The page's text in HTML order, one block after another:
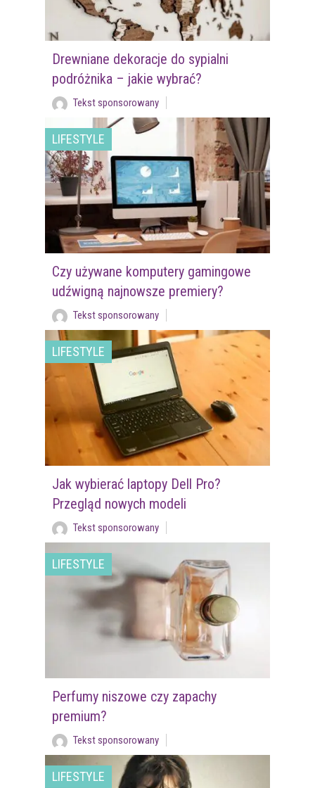
Drewniane dekoracje do sypialni
podróżnika – jakie wybrać?
Tekst sponsorowany
LIFESTYLE
Czy używane komputery gamingowe
udźwigną najnowsze premiery?
Tekst sponsorowany
LIFESTYLE
Jak wybierać laptopy Dell Pro?
Przegląd nowych modeli
Tekst sponsorowany
LIFESTYLE
Perfumy niszowe czy zapachy
premium?
Tekst sponsorowany
LIFESTYLE